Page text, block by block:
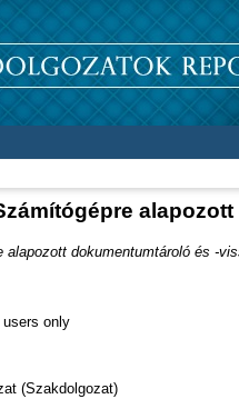
alapozott dokumentumtároló és -
only
(Szakdolgozat)